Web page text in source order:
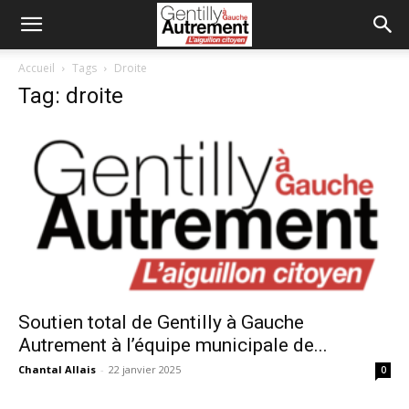
Accueil Tags Droite
Tag: droite
Soutien total de Gentilly à Gauche
Autrement à l’équipe municipale de...
Chantal Allais - 22 janvier 2025 0